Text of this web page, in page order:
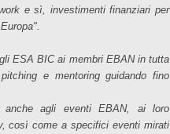
e sì, investimenti finanziari per
ESA BIC ai membri EBAN in tutta
e mentoring guidando fino
anche agli eventi EBAN, ai loro
così come a specifici eventi mirati